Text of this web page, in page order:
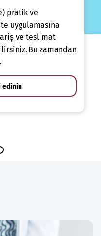
pratik ve
uygulamasına
ve teslimat
Bu zamandan
edinin